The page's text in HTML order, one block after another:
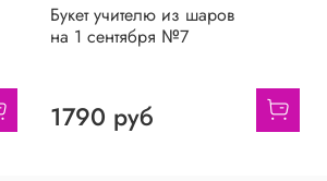
Букет учителю из шаров
на 1 сентября №7
1790 руб